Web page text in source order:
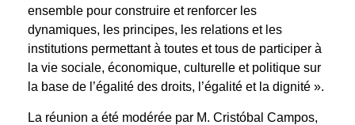
ensemble pour construire et renforcer les
dynamiques, les principes, les relations et les
institutions permettant à toutes et tous de participer à
la vie sociale, économique, culturelle et politique sur
la base de l’égalité des droits, l’égalité et la dignité ».
La réunion a été modérée par M. Cristóbal Campos,